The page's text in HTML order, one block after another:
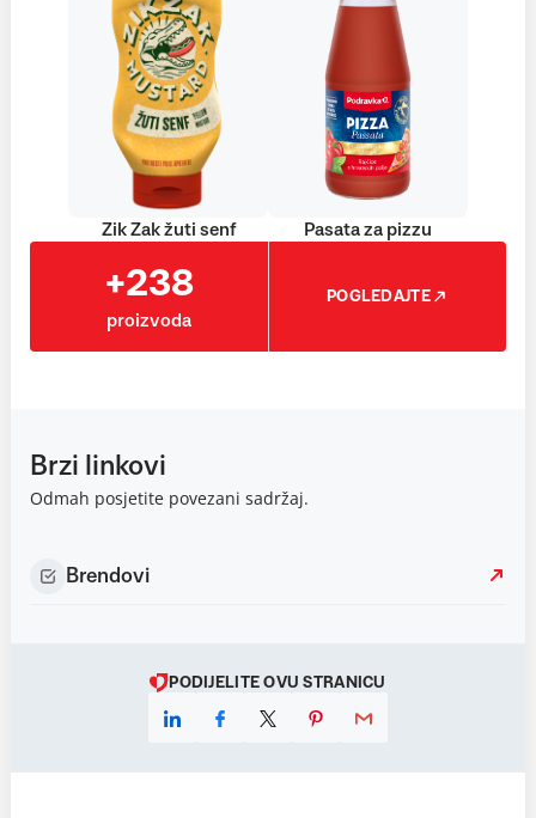
Zik Zak žuti senf Pasata za pizzu
+238
proizvoda
POGLEDAJTE
Brzi linkovi
Odmah posjetite povezani sadržaj.
Brendovi
PODIJELITE OVU STRANICU